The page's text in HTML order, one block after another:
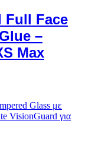
Full Face
–
Max